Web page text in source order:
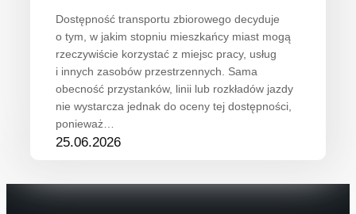
Dostępność transportu zbiorowego decyduje
o tym, w jakim stopniu mieszkańcy miast mogą
rzeczywiście korzystać z miejsc pracy, usług
i innych zasobów przestrzennych. Sama
obecność przystanków, linii lub rozkładów jazdy
nie wystarcza jednak do oceny tej dostępności,
ponieważ…
25.06.2026